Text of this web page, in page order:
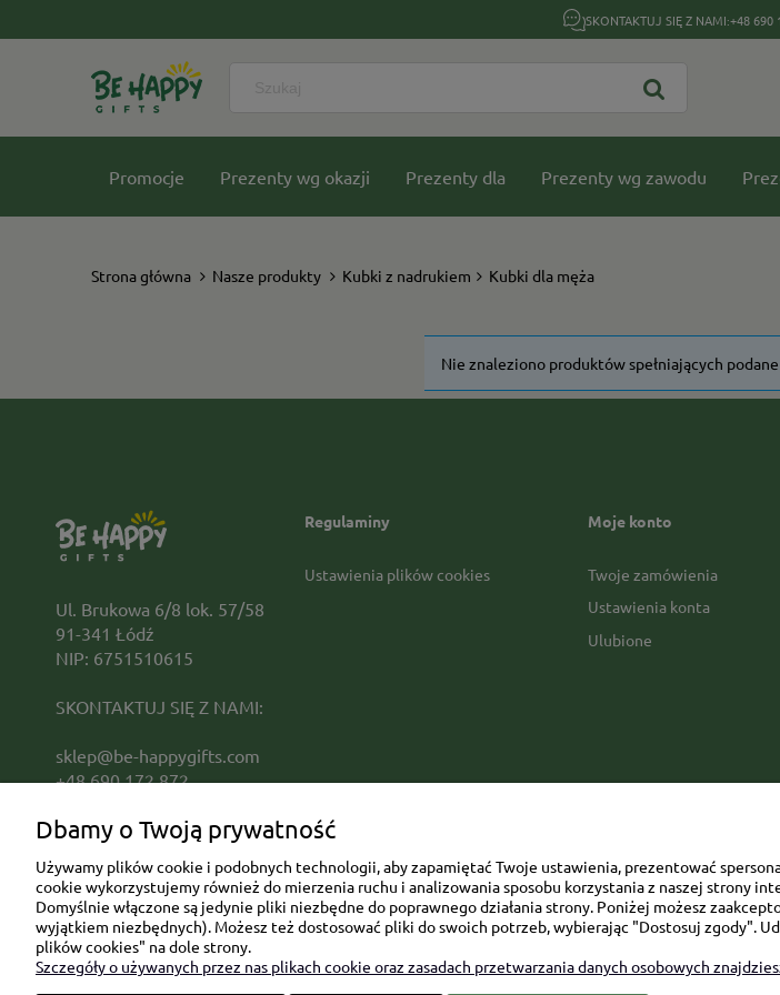
SKONTAKTUJ SIĘ Z NAMI:+48 690
Promocje Prezenty wg okazji Prezenty dla Prezenty wg zawodu
Strona główna Nasze produkty Kubki z nadrukiem Kubki dla męża
Nie znaleziono produktów spełniających
Regulaminy
Ustawienia plików cookies
Moje konto
Twoje zamówienia
Ustawienia konta
Ulubione
Ul. Brukowa 6/8 lok. 57/58
91-341 Łódź
NIP: 6751510615
SKONTAKTUJ SIĘ Z NAMI:
sklep@be-happygifts.com
+48 690 172 872
Dbamy o Twoją prywatność
Używamy plików cookie i podobnych technologii, aby zapamiętać Twoje ustawienia, prezentować
cookie wykorzystujemy również do mierzenia ruchu i analizowania sposobu korzystania z naszej strony
Domyślnie włączone są jedynie pliki niezbędne do poprawnego działania strony. Poniżej możesz
wyjątkiem niezbędnych). Możesz też dostosować pliki do swoich potrzeb, wybierając "Dostosuj zgody".
plików cookies" na dole strony.
Szczegóły o używanych przez nas plikach cookie oraz zasadach przetwarzania danych osobowych